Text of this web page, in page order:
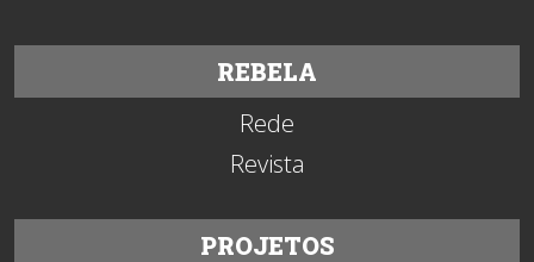
REBELA
Rede
Revista
PROJETOS